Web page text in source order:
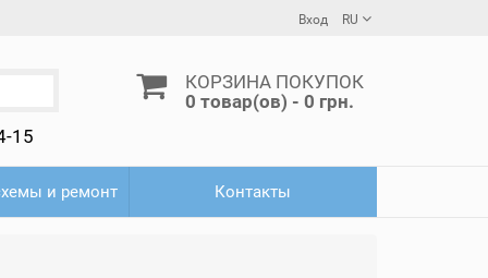
Вход RU
15
КОРЗИНА ПОКУПОК
0 товар(ов) - 0 грн.
и ремонт Контакты